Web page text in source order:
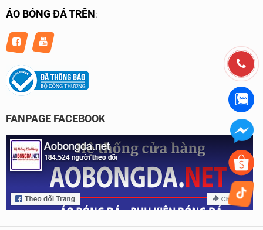
ÁO BÓNG ĐÁ TRÊN:
FANPAGE FACEBOOK